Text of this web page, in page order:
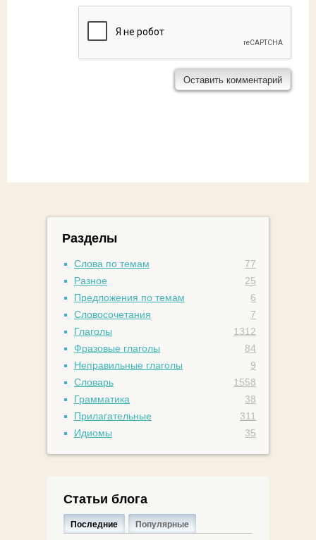
Разделы
Слова по темам
77
Разное
25
Предложения по темам
6
Словосочетания
7
Глаголы
1312
Фразовые глаголы
84
Неправильные глаголы
9
Словарь
1558
Грамматика
38
Прилагательные
311
Идиомы
35
Статьи блога
Последние Популярные